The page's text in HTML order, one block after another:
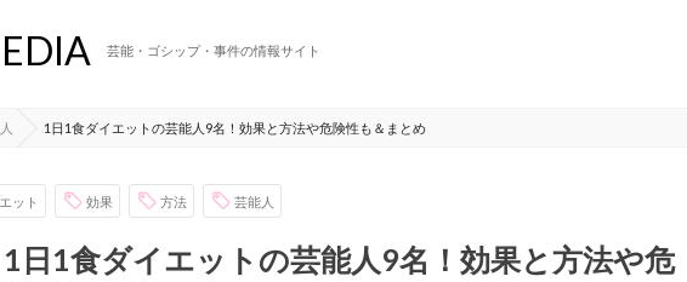
芸能・ゴシップ・事件の情報サイト
1日1食ダイエットの芸能人9名！効果と方法や危険性も＆まとめ
ット 効果 方法 芸能人
1日1食ダイエットの芸能人9名！効果と方法や危